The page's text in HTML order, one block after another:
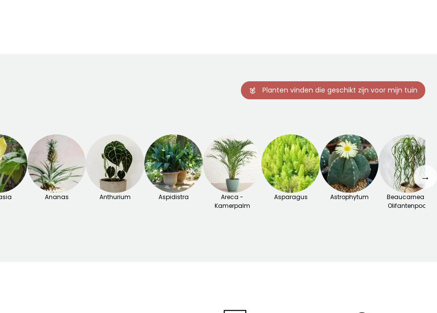
Planten vinden die geschikt zijn voor mijn tuin
Ananas Anthurium Aspidistra
Areca -
Kamerpalm
Asparagus Astrophytum
Beaucarnea -
Olifantenpoot
→